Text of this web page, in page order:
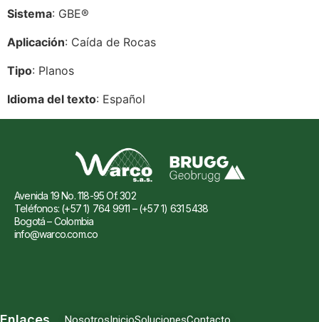
Sistema: GBE®
Aplicación: Caída de Rocas
Tipo: Planos
Idioma del texto: Español
Avenida 19 No. 118-95 Of. 302
Teléfonos: (+57 1) 764 9911 – (+57 1) 631 5438
Bogotá – Colombia
info@warco.com.co